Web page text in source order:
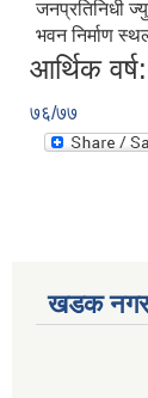
जनप्रतिनिधी
भवन निर्माण
आर्थिक वर्ष:
७६/७७
खडक